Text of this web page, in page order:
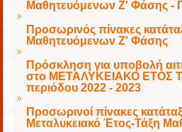
Μαθητευόμενων Ζ' Φάσης -
Προσωρινός πίνακες
Μαθητευόμενων Ζ' Φάσης
Πρόσκληση για υποβολή
στο ΜΕΤΑΛΥΚΕΙΑΚΟ ΕΤΟΣ
περιόδου 2022 - 2023
Προσωρινοί πίνακες
Μεταλυκειακό Έτος-Τάξη